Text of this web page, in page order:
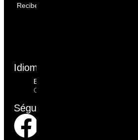
Recibe todas as novidades da
Idioma
Español
Galego
Séguenos